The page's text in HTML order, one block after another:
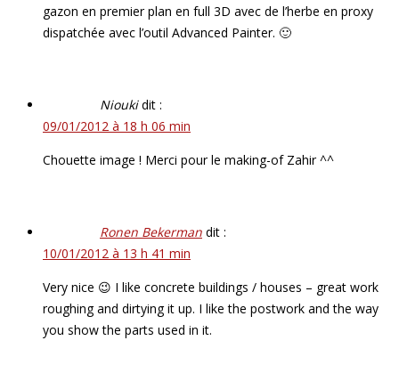
gazon en premier plan en full 3D avec de l’herbe en proxy
dispatchée avec l’outil Advanced Painter. 🙂
Niouki dit :
09/01/2012 à 18 h 06 min
Chouette image ! Merci pour le making-of Zahir ^^
Ronen Bekerman dit :
10/01/2012 à 13 h 41 min
Very nice 😉 I like concrete buildings / houses – great work
roughing and dirtying it up. I like the postwork and the way
you show the parts used in it.